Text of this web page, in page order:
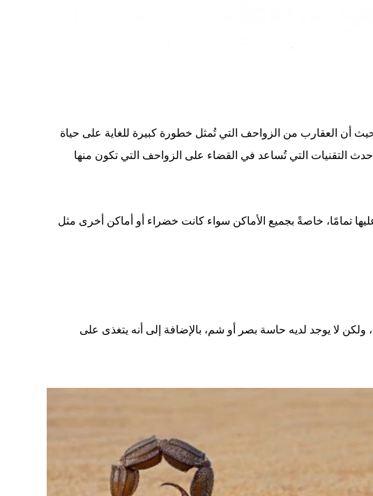
العقارب من الزواحف التي تُمثل خطورة كبيرة للغاية على حياة
التقنيات التي تُساعد في القضاء على الزواحف التي تكون منها
تمامًا، خاصةً بجميع الأماكن سواء كانت خضراء أو أماكن أخرى مثل
الرطبة، ويوجد به 8 أقدام وكذلك ذيل به غدة تفرز سم، ولكن لا يوجد لديه حاسة بصر أو شم، بالإضافة إلى أنه يتغذى على